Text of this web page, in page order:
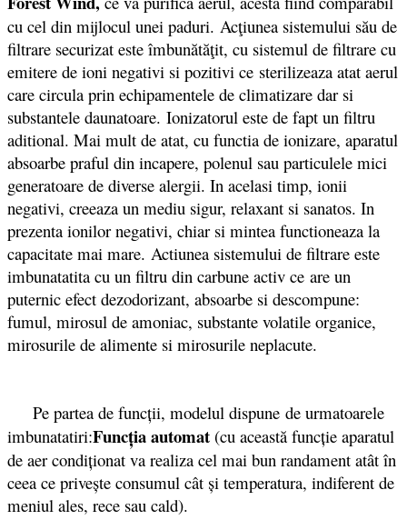
cu cel din mijlocul unei paduri. Acţiunea sistemului său de
filtrare securizat este îmbunătăţit, cu sistemul de filtrare cu
emitere de ioni negativi si pozitivi ce sterilizeaza atat aerul
care circula prin echipamentele de climatizare dar si
substantele daunatoare. Ionizatorul este de fapt un filtru
aditional. Mai mult de atat, cu functia de ionizare, aparatul
absoarbe praful din incapere, polenul sau particulele mici
generatoare de diverse alergii. In acelasi timp, ionii
negativi, creeaza un mediu sigur, relaxant si sanatos. In
prezenta ionilor negativi, chiar si mintea functioneaza la
capacitate mai mare. Actiunea sistemului de filtrare este
imbunatatita cu un filtru din carbune activ ce are un
puternic efect dezodorizant, absoarbe si descompune:
fumul, mirosul de amoniac, substante volatile organice,
mirosurile de alimente si mirosurile neplacute.
Pe partea de funcții, modelul dispune de urmatoarele
imbunatatiri:Funcţia automat (cu această funcţie aparatul
de aer condiţionat va realiza cel mai bun randament atât în
ceea ce priveşte consumul cât şi temperatura, indiferent de
meniul ales, rece sau cald).